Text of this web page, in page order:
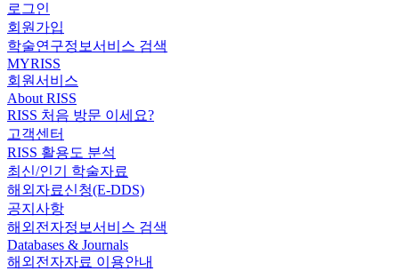
로그인
회원가입
학술연구정보서비스 검색
MYRISS
회원서비스
About RISS
RISS 처음 방문 이세요?
고객센터
RISS 활용도 분석
최신/인기 학술자료
해외자료신청(E-DDS)
공지사항
해외전자정보서비스 검색
Databases & Journals
해외전자자료 이용안내